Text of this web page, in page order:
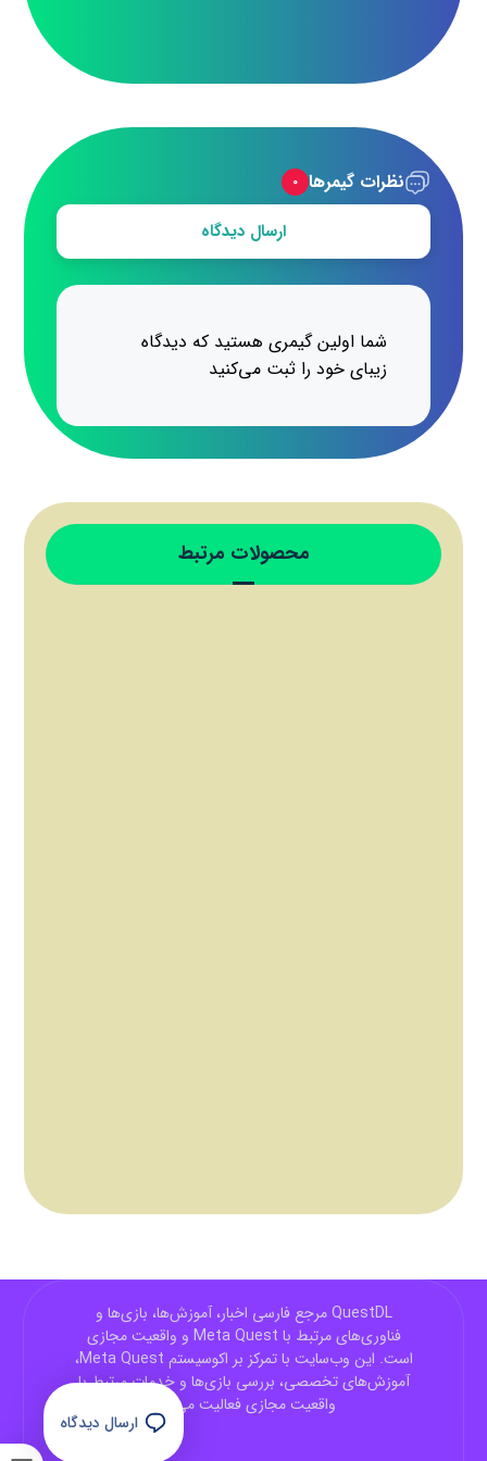
نظرات گیمرها ۰
ارسال دیدگاه
شما اولین گیمری هستید که دیدگاه
زیبای خود را ثبت می‌کنید
ارسال دیدگاه
محصولات مرتبط
QuestDL مرجع فارسی اخبار، آموزش‌ها، بازی‌ها و
فناوری‌های مرتبط با Meta Quest و واقعیت مجازی
است. این وب‌سایت با تمرکز بر اکوسیستم Meta Quest،
آموزش‌های تخصصی، بررسی بازی‌ها و خدمات مرتبط با
واقعیت مجازی فعالیت می‌کند.